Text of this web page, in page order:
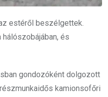
estéről beszélgettek.
és
gondozóként dolgozott
kamionsofőri